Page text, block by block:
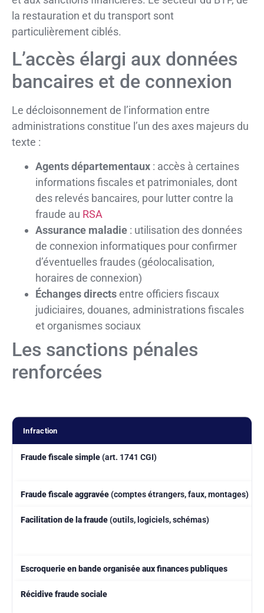
la restauration et du transport sont
particulièrement ciblés.
L’accès élargi aux données
bancaires et de connexion
Le décloisonnement de l’information entre
administrations constitue l’un des axes majeurs du
texte :
Agents départementaux : accès à certaines
informations fiscales et patrimoniales, dont
des relevés bancaires, pour lutter contre la
fraude au RSA
Assurance maladie : utilisation des données
de connexion informatiques pour confirmer
d’éventuelles fraudes (géolocalisation,
horaires de connexion)
Échanges directsentre officiers fiscaux
judiciaires, douanes, administrations fiscales
et organismes sociaux
Les sanctions pénales
renforcées
Infraction
Fraude fiscale simple(art. 1741 CGI)
Fraude fiscale aggravée(comptes étrangers, faux, montages)
Facilitation de la fraude(outils, logiciels, schémas)
Escroquerie en bande organisée aux finances publiques
Récidive fraude sociale